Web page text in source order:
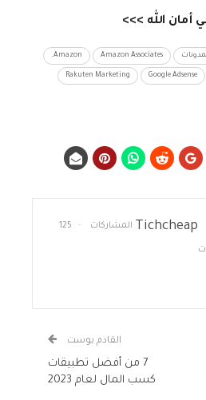
أمان الله >>>
Amazon Associates
Amazon.
Google Adsense
Rakuten Marketing
Tichcheap
125
القادم بوست
7 من أفضل تطبيقات
كسب المال لعام 2023